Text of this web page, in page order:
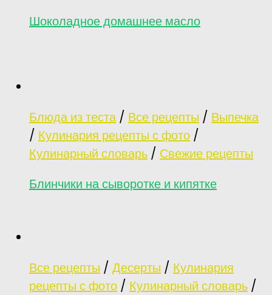
Шоколадное домашнее масло
Блюда из теста/ Все рецепты / Выпечка
/ Кулинария рецепты с фото /
Кулинарный словарь / Свежие рецепты
Блинчики на сыворотке и кипятке
Все рецепты / Десерты / Кулинария
рецепты с фото / Кулинарный словарь /